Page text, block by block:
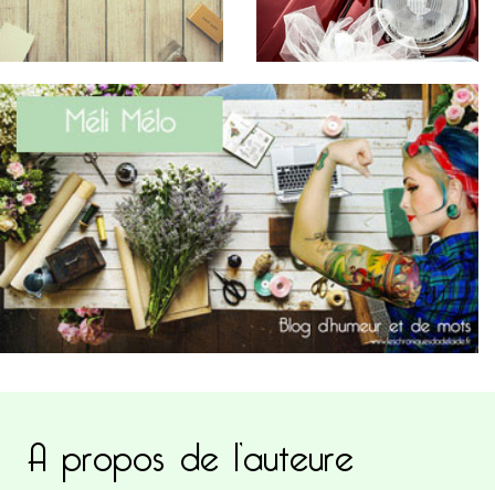
A propos de l’auteure